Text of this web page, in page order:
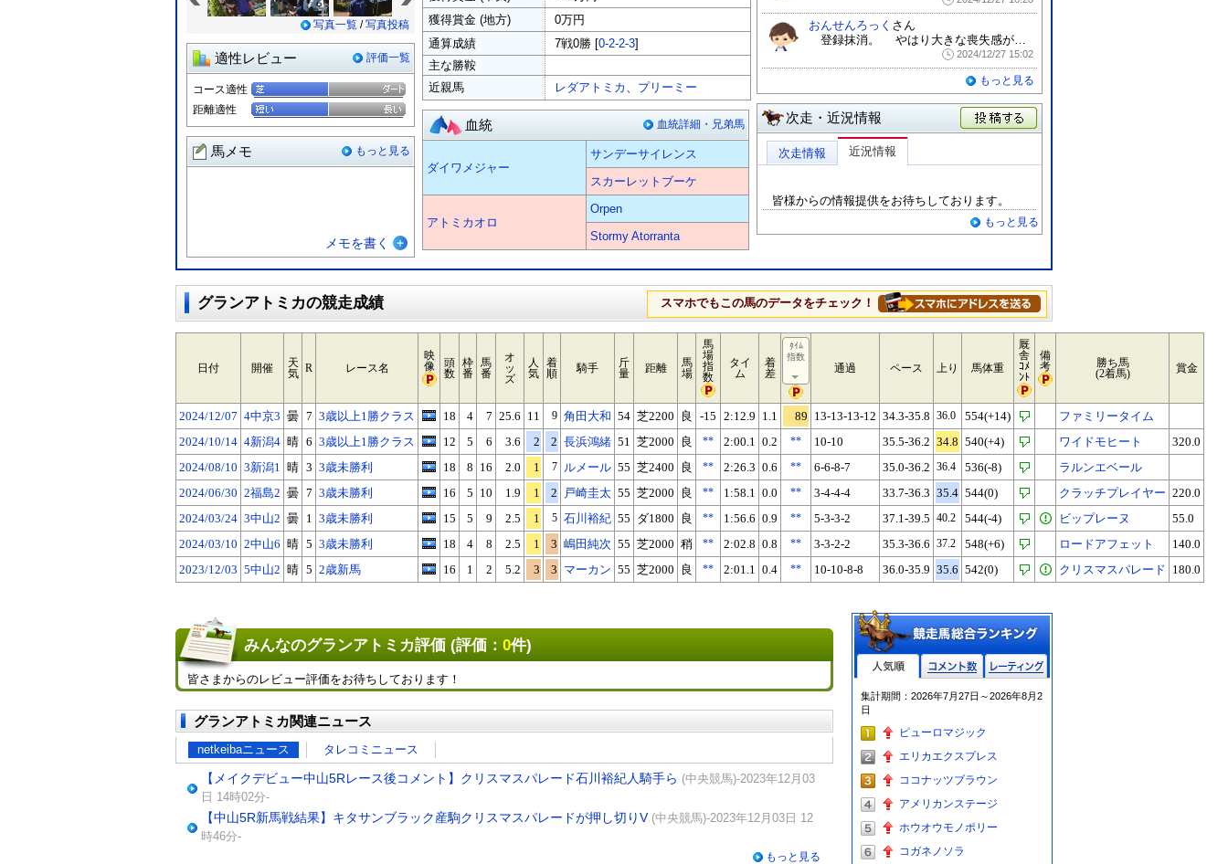
写真一覧 /写真投稿
適性レビュー 評価一覧
コース適性
距離適性
馬メモ もっと見る
メモを書く
獲得賞金 (地方)
0万円
通算成績
7戦0勝 [0-2-2-3]
主な勝鞍
近親馬
レダアトミカ 、 プリーミー
血統 血統詳細・兄弟馬
ダイワメジャー
サンデーサイレンス
スカーレットブーケ
アトミカオロ
Orpen
Stormy Atorranta
おんせんろっく さん
登録抹消。 やはり大きな喪失感が付き...
2024/12/27 15:02
もっと見る
次走・近況情報
次走情報 近況情報
皆様からの情報提供をお待ちしております。
もっと見る
グランアトミカの競走成績 スマホでもこの馬のデータをチェック！
日付 開催
天
気 R レース名
映
像
頭
数
枠
番
馬
番
オ
ッ
ズ
人
気
着
順
騎手
斤
量
距離
馬
場
馬
場
指
数
タイ
ム
着
差
ﾀｲﾑ
指数
通過 ペース 上り 馬体重
厩
舎
ｺﾒ
ﾝﾄ
備
考
勝ち馬
(2着馬)
賞金
2024/12/07 4中京3 曇 7 3歳以上1勝クラス 18 4 7 25.6 11 9 角田大和 54 芝2200 良 -15 2:12.9 1.1 89 13-13-13-12 34.3-35.8 36.0 554(+14)
ファミリータイム
2024/10/14 4新潟4 晴 6 3歳以上1勝クラス 12 5 6 3.6 2 2 長浜鴻緒 51 芝2000 良 ** 2:00.1 0.2 ** 10-10 35.5-36.2 34.8 540(+4) ワイドモヒート
320.0
2024/08/10 3新潟1 晴 3 3歳未勝利 18 8 16 2.0 1 7 ルメール 55 芝2400 良 ** 2:26.3 0.6 ** 6-6-8-7 35.0-36.2 36.4 536(-8)
ラルンエベール
2024/06/30 2福島2 曇 7 3歳未勝利 16 5 10 1.9 1 2 戸崎圭太 55 芝2000 良 ** 1:58.1 0.0 ** 3-4-4-4 33.7-36.3 35.4 544(0) クラッチプレイヤー 220.0
2024/03/24 3中山2 曇 1 3歳未勝利 15 5 9 2.5 1 5 石川裕紀 55 ダ1800 良 ** 1:56.6 0.9 ** 5-3-3-2 37.1-39.5 40.2 544(-4) ビップレーヌ
55.0
2024/03/10 2中山6 晴 5 3歳未勝利 18 4 8 2.5 1 3 嶋田純次 55 芝2000 稍 ** 2:02.8 0.8 ** 3-3-2-2 35.3-36.6 37.2 548(+6) ロードアフェット
140.0
2023/12/03 5中山2 晴 5 2歳新馬 16 1 2 5.2 3 3 マーカン 55 芝2000 良 ** 2:01.1 0.4 ** 10-10-8-8 36.0-35.9 35.6 542(0) クリスマスパレード 180.0
みんなのグランアトミカ評価 (評価： 0件)
皆さまからのレビュー評価をお待ちしております！
グランアトミカ関連ニュース
netkeibaニュース タレコミニュース
【メイクデビュー中山5Rレース後コメント】クリスマスパレード石川裕紀人騎手ら (中央競馬)-2023年12月03
日 14時02分-
【中山5R新馬戦結果】キタサンブラック産駒クリスマスパレードが押し切りV (中央競馬)-2023年12月03日 12
時46分-
もっと見る
グ
集計期間：2026年7月27日～2026年8月2
日
ピューロマジック
エリカエクスプレス
ココナッツブラウン
アメリカンステージ
ホウオウモノポリー
コガネノソラ